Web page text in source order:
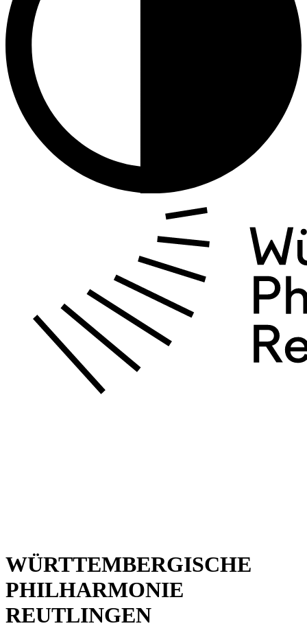
WÜRTTEMBERGISCHE
PHILHARMONIE
REUTLINGEN